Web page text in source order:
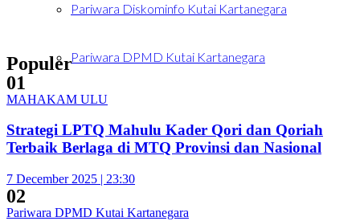
Pariwara Diskominfo Kutai Kartanegara
Pariwara DPMD Kutai Kartanegara
Populer
01
MAHAKAM ULU
Strategi LPTQ Mahulu Kader Qori dan Qoriah
Terbaik Berlaga di MTQ Provinsi dan Nasional
7 December 2025 | 23:30
02
Pariwara DPMD Kutai Kartanegara